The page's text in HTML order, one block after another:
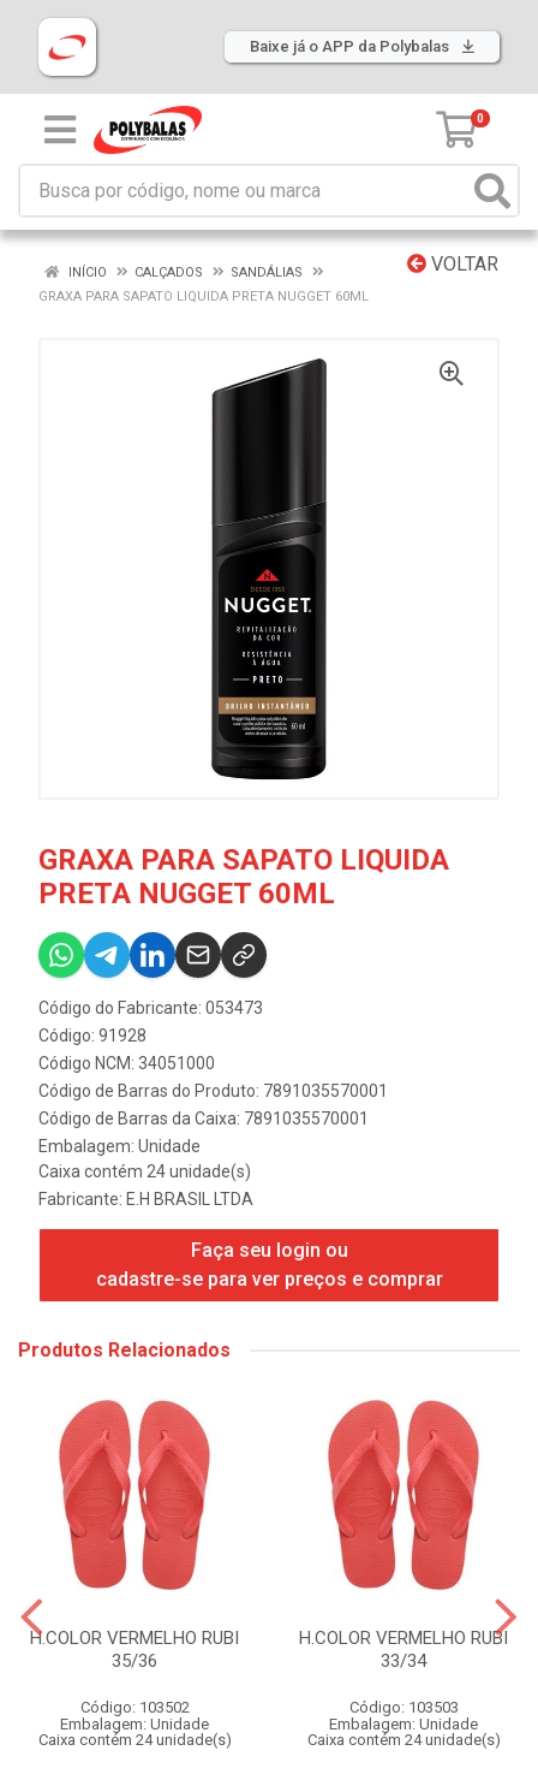
Baixe já o APP da Polybalas
0
VOLTAR
INÍCIO CALÇADOS
SANDÁLIAS
GRAXA PARA SAPATO LIQUIDA PRETA NUGGET 60ML
GRAXA PARA SAPATO LIQUIDA
PRETA NUGGET 60ML
Código do Fabricante: 053473
Código: 91928
Código NCM: 34051000
Código de Barras do Produto: 7891035570001
Código de Barras da Caixa: 7891035570001
Embalagem: Unidade
Caixa contém 24 unidade(s)
Fabricante: E.H BRASIL LTDA
Faça seu login ou
cadastre-se para ver preços e comprar
Produtos Relacionados
H.COLOR VERMELHO RUBI
35/36
Código: 103502
Embalagem: Unidade
Caixa contém 24 unidade(s)
H.COLOR VERMELHO RUBI
33/34
Código: 103503
Embalagem: Unidade
Caixa contém 24 unidade(s)